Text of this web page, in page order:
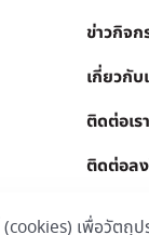
เพื่อวัตถุ
ข่าวกิจก
เกี่ยวกับ
ติดต่อเรา
ติดต่อล